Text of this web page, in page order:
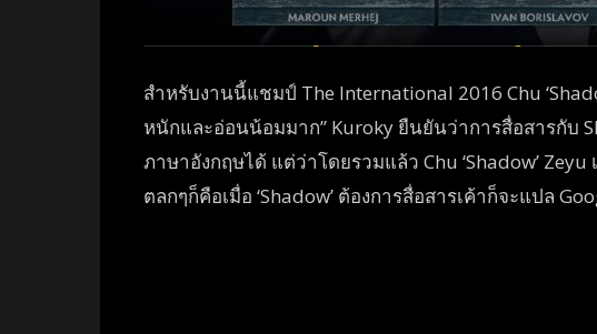
สำหรับงานนี้แชมป์ The International 2016 Chu
หนักและอ่อนน้อมมาก” Kuroky ยืนยันว่าการสื่อสารกับ
ภาษาอังกฤษได้ แต่ว่าโดยรวมแล้ว Chu ‘Shadow’
ตลกๆก็คือเมื่อ ‘Shadow’ ต้องการสื่อสารเค้าก็จะแปล